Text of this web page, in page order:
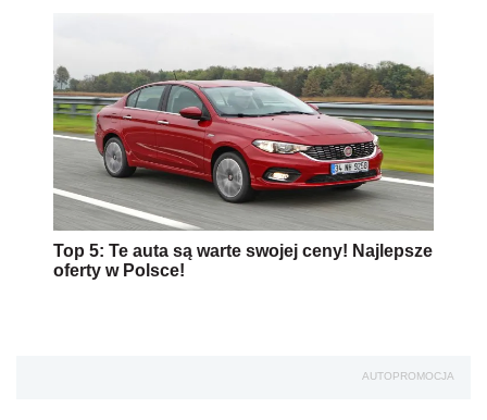
Top 5: Te auta są warte swojej ceny! Najlepsze
oferty w Polsce!
AUTOPROMOCJA